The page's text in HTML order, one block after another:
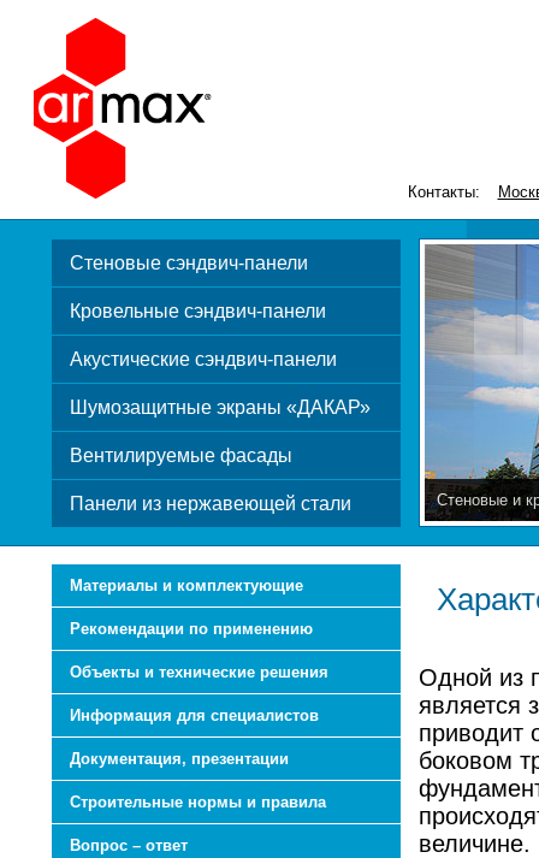
Контакты:
Стеновые сэндвич-панели
Кровельные сэндвич-панели
Акустические сэндвич-панели
Шумозащитные экраны «ДАКАР»
Вентилируемые фасады
Панели из нержавеющей стали Стеновые и
Материалы и комплектующие
Рекомендации по применению
Объекты и технические решения
Информация для специалистов
Документация, презентации
Строительные нормы и правила
Вопрос – ответ
Одной из
является
приводит
боковом
величине.